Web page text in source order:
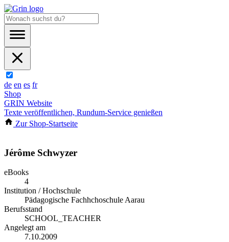
de en es fr
Shop
GRIN Website
Texte veröffentlichen, Rundum-Service genießen
Zur Shop-Startseite
Jérôme Schwyzer
eBooks
4
Institution / Hochschule
Pädagogische Fachhchoschule Aarau
Berufsstand
SCHOOL_TEACHER
Angelegt am
7.10.2009